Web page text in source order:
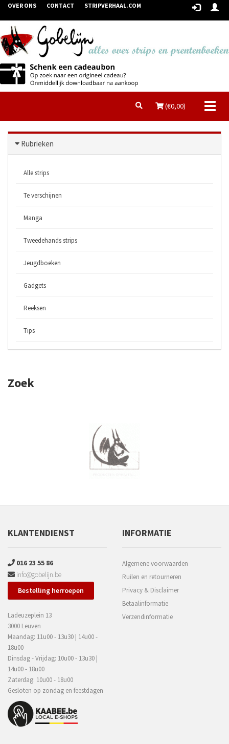
OVER ONS CONTACT STRIPVERHAAL.COM
(€0,00)
Rubrieken
Alle strips
Te verschijnen
Manga
Tweedehands strips
Jeugdboeken
Gadgets
Reeksen
Tips
Zoek
KLANTENDIENST
016 23 55 86
info@gobelijn.be
Bestelling herroepen
Ladeuzeplein 13
3000 Leuven
Maandag: 11u00 - 13u30 | 14u00 -
18u00
Dinsdag - Vrijdag: 10u00 - 13u30 |
14u00 - 18u00
Zaterdag: 10u00 - 18u00
Gesloten op zondag en feestdagen
INFORMATIE
Algemene voorwaarden
Ruilen en retourneren
Privacy & Disclaimer
Betaalinformatie
Verzendinformatie